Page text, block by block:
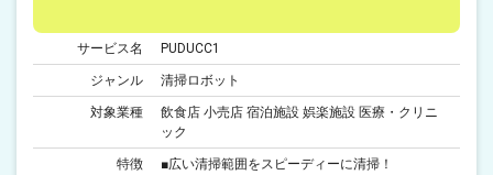
サービス名 PUDUCC1
ジャンル 清掃ロボット
対象業種
飲食店 小売店 宿泊施設 娯楽施設 医療・クリニ
ック
特徴
■広い清掃範囲をスピーディーに清掃！